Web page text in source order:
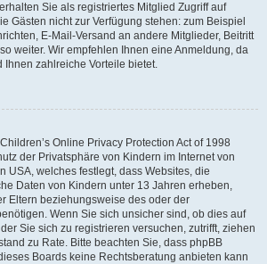
Sie als registriertes Mitglied Zugriff auf
Gästen nicht zur Verfügung stehen: zum Beispiel
E-Mail-Versand an andere Mitglieder, Beitritt
weiter. Wir empfehlen Ihnen eine Anmeldung, da
Ihnen zahlreiche Vorteile bietet.
Online Privacy Protection Act of 1998
der Privatsphäre von Kindern im Internet von
USA, welches festlegt, dass Websites, die
Daten von Kindern unter 13 Jahren erheben,
Eltern beziehungsweise des oder der
Wenn Sie sich unsicher sind, ob dies auf
Sie sich zu registrieren versuchen, zutrifft, ziehen
zu Rate. Bitte beachten Sie, dass phpBB
Boards keine Rechtsberatung anbieten kann